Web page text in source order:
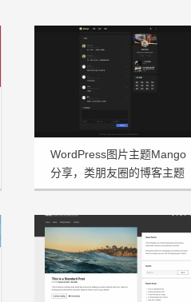
WordPress图片主题Mango
分享，类朋友圈的博客主题